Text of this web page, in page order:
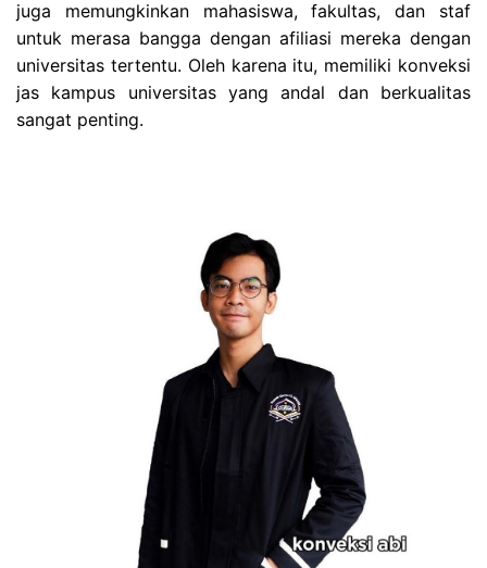
juga memungkinkan mahasiswa, fakultas, dan staf
untuk merasa bangga dengan afiliasi mereka dengan
universitas tertentu. Oleh karena itu, memiliki konveksi
jas kampus universitas yang andal dan berkualitas
sangat penting.